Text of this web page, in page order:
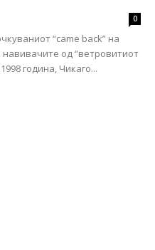
0
“came back” на
од “ветровитиот
година, Чикаго...